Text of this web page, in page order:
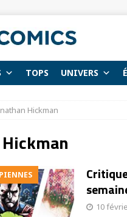
TOPS UNIVERS
Hickman
10